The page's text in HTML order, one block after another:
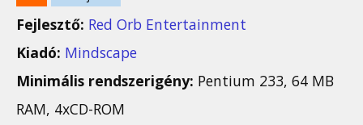
Fejlesztő: Red Orb Entertainment
Kiadó: Mindscape
Minimális rendszerigény: Pentium 233, 64 MB
RAM, 4xCD-ROM